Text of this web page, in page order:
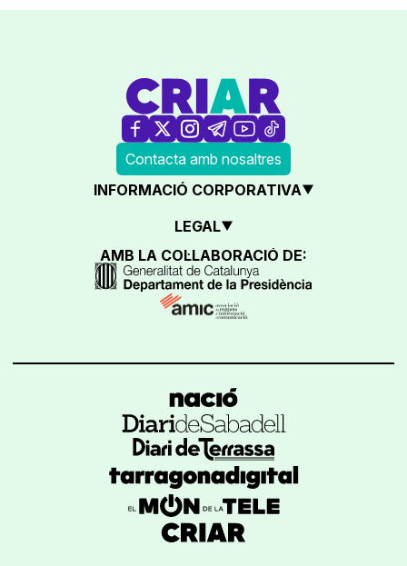
Contacta amb nosaltres
INFORMACIÓ CORPORATIVA
LEGAL
AMB LA COL·LABORACIÓ DE: